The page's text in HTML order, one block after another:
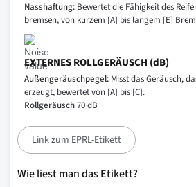
Nasshaftung: Bewertet die Fähigkeit des
bremsen, von kurzem [A] bis langem [E]
EXTERNES ROLLGERÄUSCH (dB)
Außengeräuschpegel: Misst das Geräusch,
erzeugt, bewertet von [A] bis [C].
Rollgeräusch70 dB
Link zum EPRL-Etikett
Wie liest man das Etikett?